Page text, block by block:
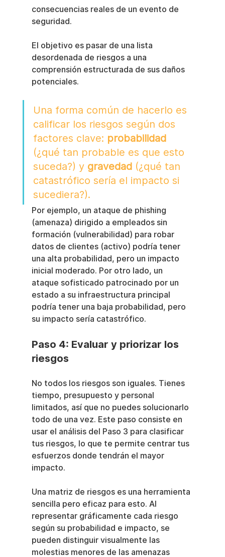
consecuencias reales de un evento de
seguridad.
El objetivo es pasar de una lista
desordenada de riesgos a una
comprensión estructurada de sus daños
potenciales.
Una forma común de hacerlo es
calificar los riesgos según dos
factores clave: probabilidad
(¿qué tan probable es que esto
suceda?) y gravedad (¿qué tan
catastrófico sería el impacto si
sucediera?).
Por ejemplo, un ataque de phishing
(amenaza) dirigido a empleados sin
formación (vulnerabilidad) para robar
datos de clientes (activo) podría tener
una alta probabilidad, pero un impacto
inicial moderado. Por otro lado, un
ataque sofisticado patrocinado por un
estado a su infraestructura principal
podría tener una baja probabilidad, pero
su impacto sería catastrófico.
Paso 4: Evaluar y priorizar los
riesgos
No todos los riesgos son iguales. Tienes
tiempo, presupuesto y personal
limitados, así que no puedes solucionarlo
todo de una vez. Este paso consiste en
usar el análisis del Paso 3 para clasificar
tus riesgos, lo que te permite centrar tus
esfuerzos donde tendrán el mayor
impacto.
Una matriz de riesgos es una herramienta
sencilla pero eficaz para esto. Al
representar gráficamente cada riesgo
según su probabilidad e impacto, se
pueden distinguir visualmente las
molestias menores de las amenazas